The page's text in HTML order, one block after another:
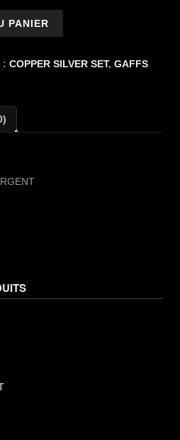
PANIER
: COPPER SILVER SET, GAFFS